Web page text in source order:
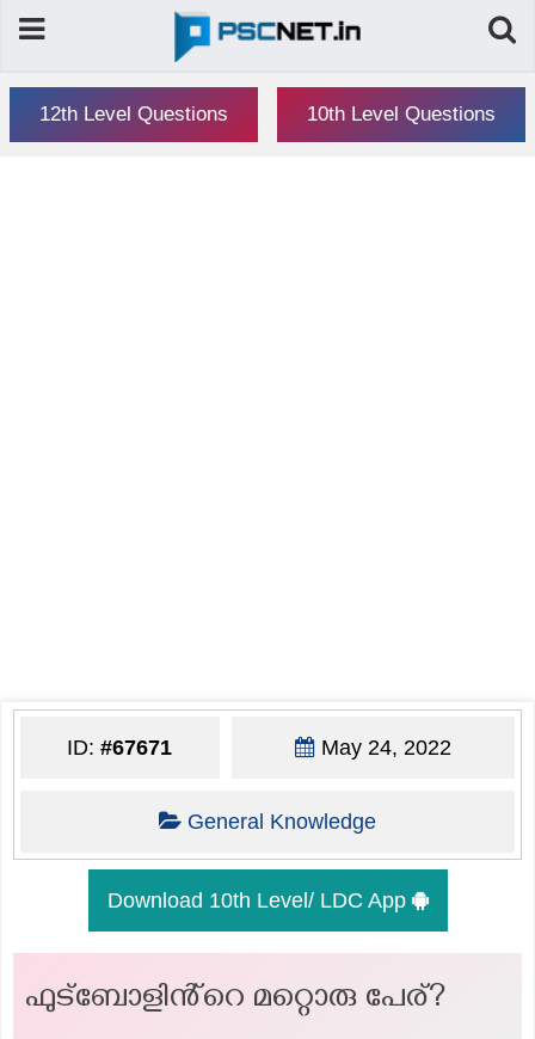
12th Level Questions 10th Level Questions
ID:#67671 May 24, 2022
General Knowledge
Download 10th Level/ LDC App
ഫുട്‌ബോളിൻ്റെ മറ്റൊരു പേര്?